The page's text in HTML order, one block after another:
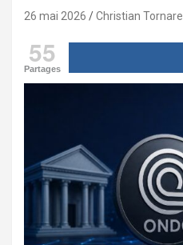
26 mai 2026 Christian Tornare
55
Partages